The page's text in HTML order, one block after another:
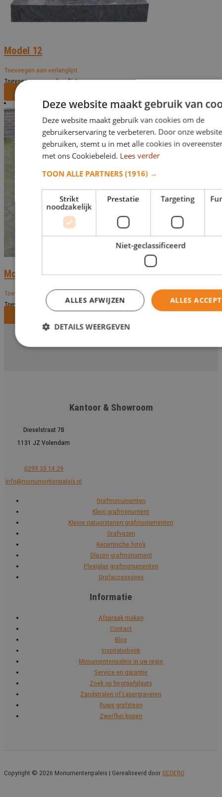
Model 12
Toevoegen aan verlanglijst
Toevoegen aan verlanglijst
Model 35
Toevoegen aan verlanglijst
Toevoegen aan verlanglijst
Kantoor & Showroom
Dieselstraat 7B
1131 JZ Volendam
0299 35 14 29
info@monumentenpaleis.nl
Grafmonumenten
Klein grafmonument
Kleine natuurstenen grafmonumenten
Grafvazen
Keramische foto's
Glazen grafmonument
Plexiglas grafmonumenten
Grafaccessoires
Informatie
Afspraak maken
Contact
Blog
Inspiratieboek
Monumentenpaleis in uw regio
Service en garantie
Zoek op begraafplaats
Zandstralen of Lasergraveren
Ruwe grafsteen
Zwerfkei kopen
Copyright © 2026 Monumentenpaleis | Gerealiseerd door SEDERO
Deze website maakt gebruik van
Deze website maakt gebruik van cookies om de
gebruikerservaring te verbeteren. Door onze
gebruiken, stemt u in met alle cookies in
met ons Cookiebeleid. Lees verder
TOON ALLE PARTNERS(1916) →
Strikt
noodzakelijk
Prestatie Targeting
Niet-geclassificeerd
ALLES
ALLES AFWIJZEN
DETAILS WEERGEVEN